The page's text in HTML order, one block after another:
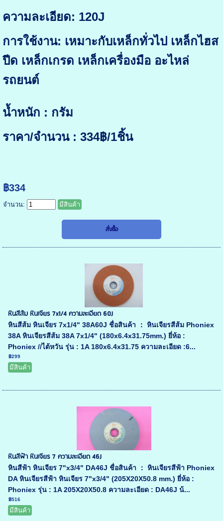
ความละเอียด: 120J
การใช้งาน: เหมาะกับเหล็กทั่วไป เหล็กไฮส
ปีด เหล็กเกรด เหล็กเครื่องมือ อะไหล่
รถยนต์
น้ำหนัก : กรัม
ราคา/จำนวน : 334฿/1ชิ้น
฿334
จำนวน: มีสินค้า
หินสีส้ม หินเจียร 7x1/4 ความละเอียด 60J
หินสีส้ม หินเจียร 7x1/4" 38A60J ชื่อสินค้า ： หินเจียรสีส้ม Phoniex
38A หินเจียรสีส้ม 38A 7x1/4" (180x6.4x31.75mm.) ยี่ห้อ :
Phoniex //ไต้หวัน รุ่น : 1A 180x6.4x31.75 ความละเอียด :6...
฿299
มีสินค้า
หินสีฟ้า หินเจียร 7 ความละเอียด 46J
หินสีฟ้า หินเจียร 7"x3/4" DA46J ชื่อสินค้า ： หินเจียรสีฟ้า Phoniex
DA หินเจียรสีฟ้า หินเจียร 7"x3/4" (205X20X50.8 mm.) ยี่ห้อ :
Phoniex รุ่น : 1A 205X20X50.8 ความละเอียด : DA46J น้...
฿516
มีสินค้า